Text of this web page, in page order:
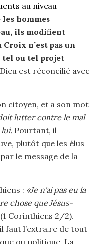
au niveau
hommes
ils modifient
n’est pas un
tel ou tel projet
est réconcilié avec
citoyen, et a son mot
lutter contre le mal
Pourtant, il
plutôt que les élus
le message de la
: «Je n’ai pas eu la
chose que Jésus-
(1 Corinthiens 2/2).
faut l’extraire de tout
ou politique. La